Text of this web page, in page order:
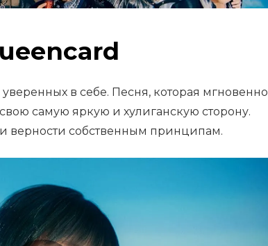
в себе. Песня, которая мгновенно
самую яркую и хулиганскую сторону.
верности собственным принципам.